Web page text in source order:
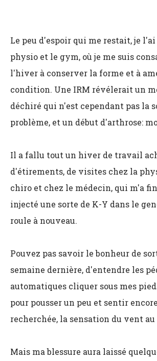
Le peu d'espoir qui me restait, je
physio et le gym, où je me suis
l'hiver à conserver la forme et à
condition. Une IRM révélerait un
déchiré qui n'est cependant pas la
problème, et un début d'arthrose:
Il a fallu tout un hiver de travail
d'étirements, de visites chez la
chiro et chez le médecin, qui m'a
injecté une sorte de K-Y dans le
roule à nouveau.
Pouvez pas savoir le bonheur de
semaine dernière, d'entendre les
automatiques cliquer sous mes
pour pousser un peu et sentir
recherchée, la sensation du vent au
Mais ma blessure aura laissé